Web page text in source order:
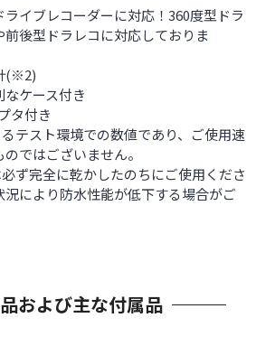
イブレコーダーに対応！360度型ドラ
前後型ドラレコに対応しておりま
(※2)
ケース付き
タ付き
テスト環境での数値であり、ご使用速
のではございません。
ず完全に乾かしたのちにご使用くださ
況により防水性能が低下する場合がご
および主な付属品